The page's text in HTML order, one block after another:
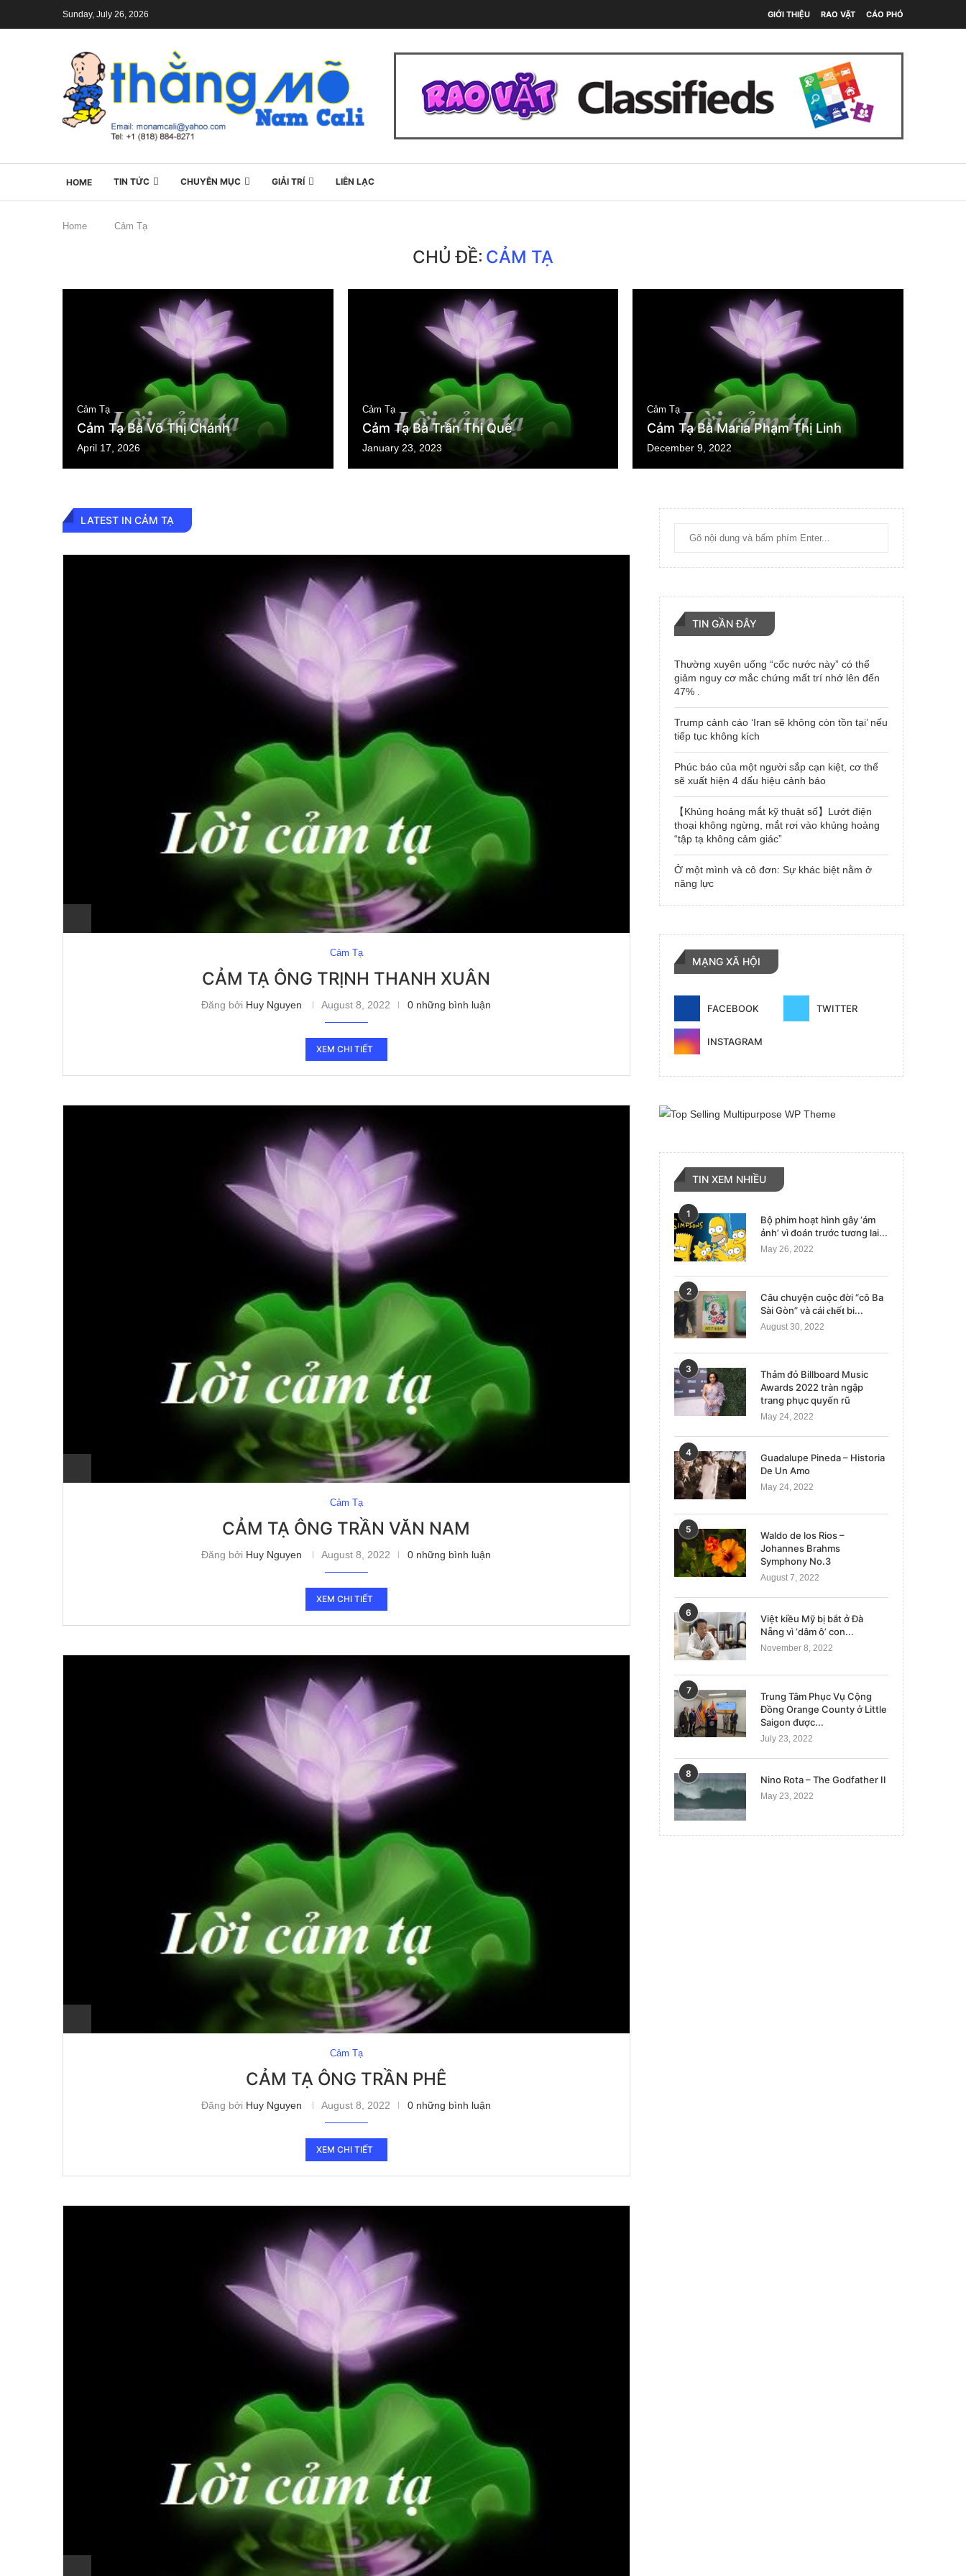
Sunday, July 26, 2026 GIỚI THIỆU RAO VẶT CÁO PHÓ
HOME TIN TỨC CHUYÊN MỤC GIẢI TRÍ LIÊN LẠC
Home Cảm Tạ
CHỦ ĐỀ: CẢM TẠ
Cảm Tạ
Cảm Tạ Bà Võ Thị Chánh
April 17, 2026
Cảm Tạ
Cảm Tạ Bà Trần Thị Quế
January 23, 2023
Cảm Tạ
Cảm Tạ Bà Maria Phạm Thị Linh
December 9, 2022
LATEST IN CẢM TẠ
Cảm Tạ
CẢM TẠ ÔNG TRỊNH THANH XUÂN
Đăng bởi Huy Nguyen August 8, 2022 0 những bình luận
XEM CHI TIẾT
Cảm Tạ
CẢM TẠ ÔNG TRẦN VĂN NAM
Đăng bởi Huy Nguyen August 8, 2022 0 những bình luận
XEM CHI TIẾT
Cảm Tạ
CẢM TẠ ÔNG TRẦN PHÊ
Đăng bởi Huy Nguyen August 8, 2022 0 những bình luận
XEM CHI TIẾT
TIN GẦN ĐÂY
Thường xuyên uống “cốc nước này” có thể
giảm nguy cơ mắc chứng mất trí nhớ lên đến
47% .
Trump cảnh cáo ‘Iran sẽ không còn tồn tại’ nếu
tiếp tục không kích
Phúc báo của một người sắp cạn kiệt, cơ thể
sẽ xuất hiện 4 dấu hiệu cảnh báo
【Khủng hoảng mắt kỹ thuật số】Lướt điện
thoại không ngừng, mắt rơi vào khủng hoảng
“tập tạ không cảm giác”
Ở một mình và cô đơn: Sự khác biệt nằm ở
năng lực
MẠNG XÃ HỘI
FACEBOOK TWITTER
INSTAGRAM
TIN XEM NHIỀU
1
Bộ phim hoạt hình gây ‘ám
ảnh’ vì đoán trước tương lai...
May 26, 2022
2
Câu chuyện cuộc đời “cô Ba
Sài Gòn” và cái 𝐜𝐡ế𝐭 bi...
August 30, 2022
3
Thảm đỏ Billboard Music
Awards 2022 tràn ngập
trang phục quyến rũ
May 24, 2022
4
Guadalupe Pineda – Historia
De Un Amo
May 24, 2022
5
Waldo de los Rios –
Johannes Brahms
Symphony No.3
August 7, 2022
6
Việt kiều Mỹ bị bắt ở Đà
Nẵng vì ‘dâm ô’ con...
November 8, 2022
7
Trung Tâm Phục Vụ Cộng
Đồng Orange County ở Little
Saigon được...
July 23, 2022
8
Nino Rota – The Godfather II
May 23, 2022